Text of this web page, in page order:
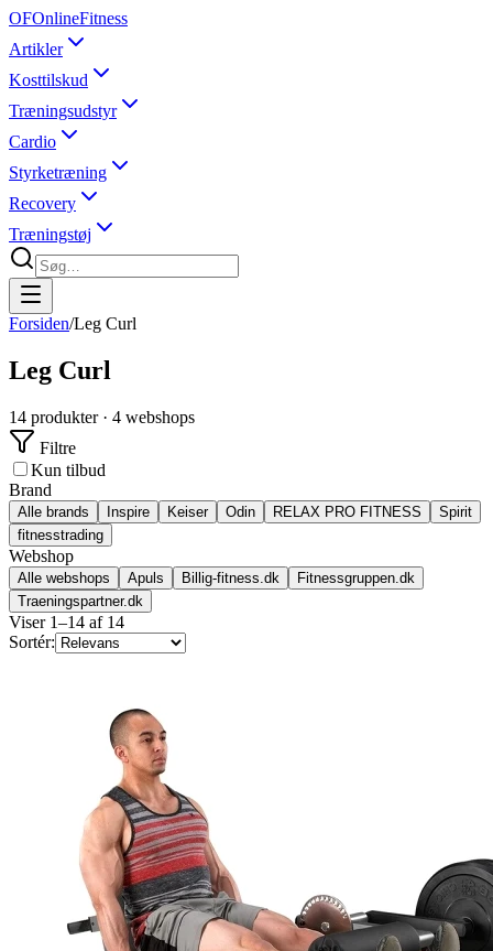
OFOnlineFitness
Artikler
Kosttilskud
Træningsudstyr
Cardio
Styrketræning
Recovery
Træningstøj
Forsiden/Leg Curl
Leg Curl
14 produkter · 4 webshops
Filtre
Kun tilbud
Brand
Alle brands Inspire Keiser Odin RELAX PRO FITNESS
Spirit
fitnesstrading
Webshop
Alle webshops Apuls Billig-fitness.dk
Fitnessgruppen.dk
Traeningspartner.dk
Viser 1–14 af 14
Sortér: